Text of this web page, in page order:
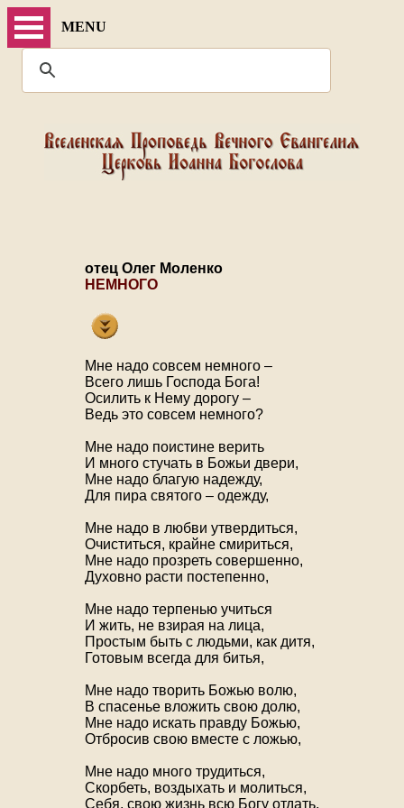
MENU
отец Олег Моленко
НЕМНОГО
Мне надо совсем немного –
Всего лишь Господа Бога!
Осилить к Нему дорогу –
Ведь это совсем немного?
Мне надо поистине верить
И много стучать в Божьи двери,
Мне надо благую надежду,
Для пира святого – одежду,
Мне надо в любви утвердиться,
Очиститься, крайне смириться,
Мне надо прозреть совершенно,
Духовно расти постепенно,
Мне надо терпенью учиться
И жить, не взирая на лица,
Простым быть с людьми, как дитя,
Готовым всегда для битья,
Мне надо творить Божью волю,
В спасенье вложить свою долю,
Мне надо искать правду Божью,
Отбросив свою вместе с ложью,
Мне надо много трудиться,
Скорбеть, воздыхать и молиться,
Себя, свою жизнь всю Богу отдать,